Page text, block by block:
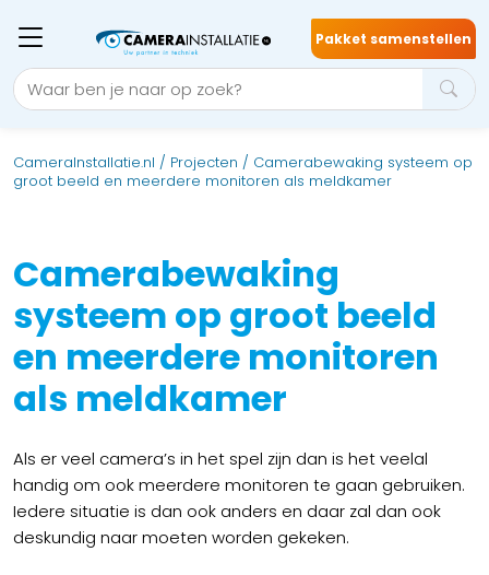
Pakket samenstellen
CameraInstallatie.nl / Projecten / Camerabewaking systeem op
groot beeld en meerdere monitoren als meldkamer
Camerabewaking
systeem op groot beeld
en meerdere monitoren
als meldkamer
Als er veel camera’s in het spel zijn dan is het veelal
handig om ook meerdere monitoren te gaan gebruiken.
Iedere situatie is dan ook anders en daar zal dan ook
deskundig naar moeten worden gekeken.